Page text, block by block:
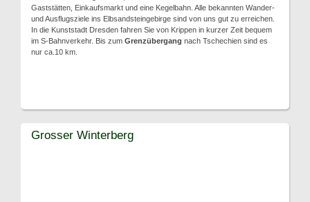
Gaststätten, Einkaufsmarkt und eine Kegelbahn. Alle bekannten Wander-
und Ausflugsziele ins Elbsandsteingebirge sind von uns gut zu erreichen.
In die Kunststadt Dresden fahren Sie von Krippen in kurzer Zeit bequem
im S-Bahnverkehr. Bis zum Grenzübergang nach Tschechien sind es
nur ca.10 km.
Grosser Winterberg